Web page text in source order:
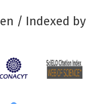
/ Indexed by